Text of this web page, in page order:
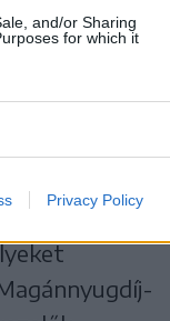
and/or Sharing
for which it
Privacy Policy
valódi
hogy
alakítják át.
létrehozott